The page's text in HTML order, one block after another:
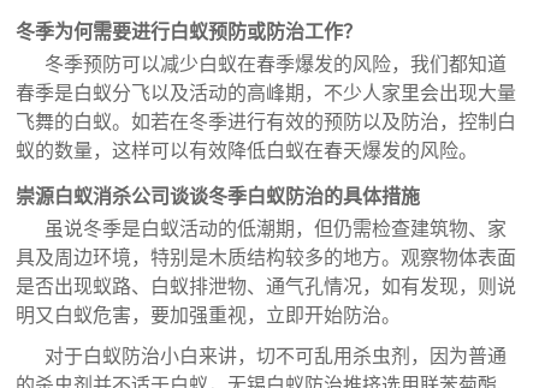
冬季为何需要进行白蚁预防或防治工作？
冬季预防可以减少白蚁在春季爆发的风险，我们都知道
春季是白蚁分飞以及活动的高峰期，不少人家里会出现大量
飞舞的白蚁。如若在冬季进行有效的预防以及防治，控制白
蚁的数量，这样可以有效降低白蚁在春天爆发的风险。
崇源白蚁消杀公司谈谈冬季白蚁防治的具体措施
虽说冬季是白蚁活动的低潮期，但仍需检查建筑物、家
具及周边环境，特别是木质结构较多的地方。观察物体表面
是否出现蚁路、白蚁排泄物、通气孔情况，如有发现，则说
明又白蚁危害，要加强重视，立即开始防治。
对于白蚁防治小白来讲，切不可乱用杀虫剂，因为普通